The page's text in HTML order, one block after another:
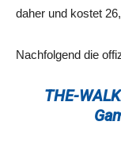
daher und kostet
Nachfolgend die
THE-